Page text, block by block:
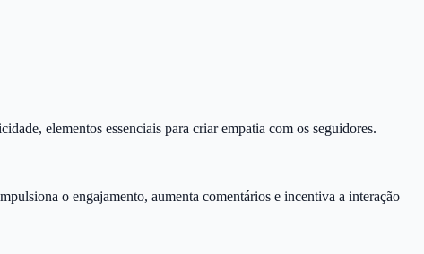
elementos essenciais para criar empatia com os seguidores.
o engajamento, aumenta comentários e incentiva a interação